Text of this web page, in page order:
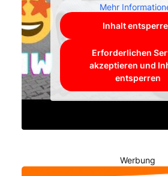
Mehr
Inhalt
Erforderlichen
akzeptieren und
entsperren
Werbung